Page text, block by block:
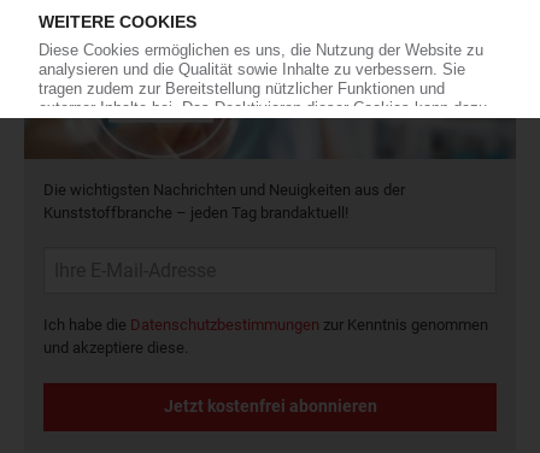
Die wichtigsten Nachrichten und Neuigkeiten aus der
Kunststoffbranche – jeden Tag brandaktuell!
Ich habe die Datenschutzbestimmungen zur Kenntnis genommen
und akzeptiere diese.
Jetzt kostenfrei abonnieren